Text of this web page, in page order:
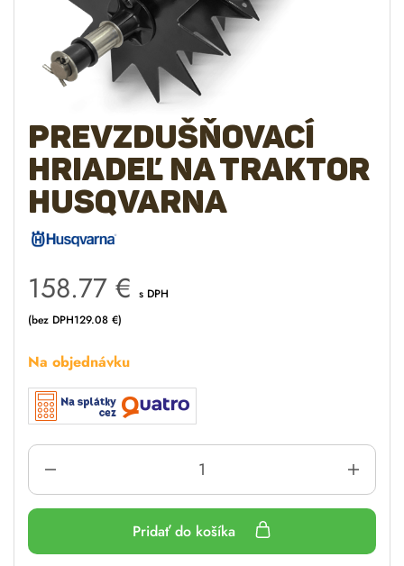
Prevzdušňovací
hriadeľ na traktor
Husqvarna
158.77 € s DPH
(bez DPH129.08 €)
Na objednávku
Pridať do košíka